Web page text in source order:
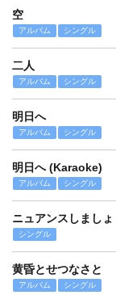
空
アルバム シングル
二人
アルバム シングル
明日へ
アルバム シングル
明日へ (Karaoke)
アルバム シングル
ニュアンスしまし
シングル
黄昏とせつなさと
アルバム シングル